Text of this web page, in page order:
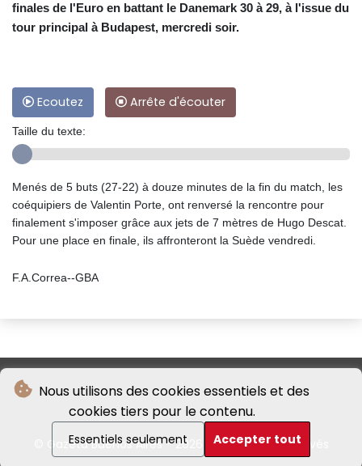
Nous utilisons des cookies essentiels et des
cookies tiers pour le contenu.
Essentiels seulement Accepter tout
finales de l'Euro en battant le Danemark 30 à 29, à l'issue du
tour principal à Budapest, mercredi soir.
Ecoutez Arrête d'écouter
Taille du texte:
Menés de 5 buts (27-22) à douze minutes de la fin du match, les
coéquipiers de Valentin Porte, ont renversé la rencontre pour
finalement s'imposer grâce aux jets de 7 mètres de Hugo Descat.
Pour une place en finale, ils affronteront la Suède vendredi.
F.A.Correa--GBA
© Gazeta Buenos Aires - 2026 - Tous droits réservés